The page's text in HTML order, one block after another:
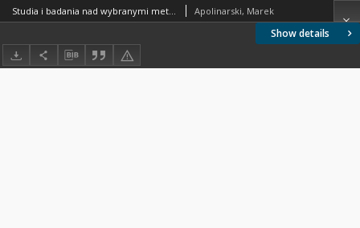
Show details
Studia i badania nad wybranymi metodami podwyższenia technologicznej i ekonomicznej efektywności oczyszczania ścieków z produkcji celulozy metodą siarczanową Apolinarski, Marek